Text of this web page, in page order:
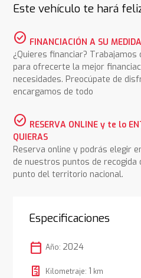
Este vehículo te hará
check_circle FINANCIACIÓN A SU MEDIDA
¿Quieres financiar?
para ofrecerte la mejor
necesidades. Preocúpate de
encargamos de todo
check_circle RESERVA ONLINE y te lo
QUIERAS
Reserva online y podrás elegir
de nuestros puntos de recogida
punto del territorio nacional.
Especificaciones
calendar_today Año: 2024
Kilometraje: 1 km